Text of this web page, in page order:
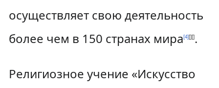
осуществляет свою деятельность
более чем в 150 странах мира[4][][].
Религиозное учение «Искусство